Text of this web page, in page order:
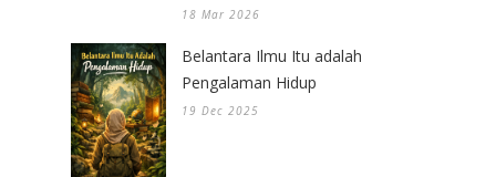
18 Mar 2026
Belantara Ilmu Itu adalah
Pengalaman Hidup
19 Dec 2025